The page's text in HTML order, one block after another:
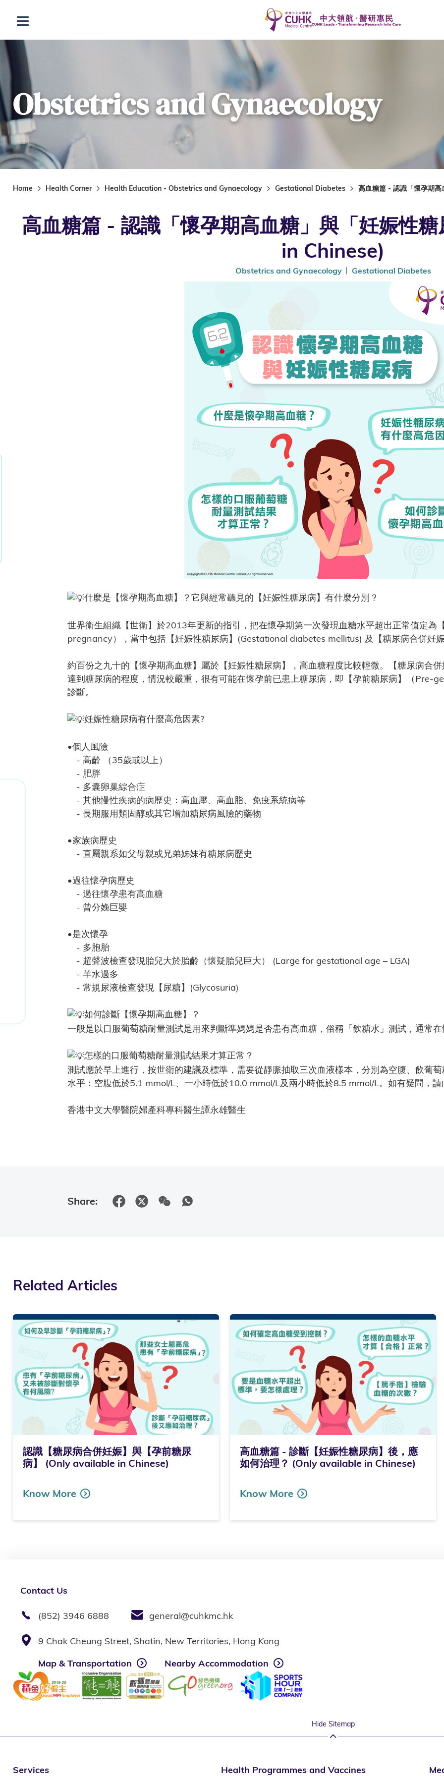
Open menu
Obstetrics and Gynaecology
Home Health Corner Health Education - Obstetrics and Gynaecology Gestational Diabetes 高血糖篇 - 認識「懷孕期
高血糖篇 - 認識「懷孕期高血糖」與「妊娠性
in Chinese)
Obstetrics and Gynaecology Gestational Diabetes
什麼是【懷孕期高血糖】？它與經常聽見的【妊娠性糖尿病】有什麼分別？
世界衛生組織【世衛】於2013年更新的指引，把在懷孕期第一次發現血糖水平超出正常值定
pregnancy），當中包括【妊娠性糖尿病】(Gestational diabetes mellitus) 及【糖尿病合併妊
約百份之九十的【懷孕期高血糖】屬於【妊娠性糖尿病】，高血糖程度比較輕微。【糖尿病合
達到糖尿病的程度，情況較嚴重，很有可能在懷孕前已患上糖尿病，即【孕前糖尿病】（Pre-
診斷。
妊娠性糖尿病有什麼高危因素?
•個人風險
- 高齡 （35歲或以上）
- 肥胖
- 多囊卵巢綜合症
- 其他慢性疾病的病歷史：高血壓、高血脂、免疫系統病等
- 長期服用類固醇或其它增加糖尿病風險的藥物
•家族病歷史
- 直屬親系如父母親或兄弟姊妹有糖尿病歷史
•過往懷孕病歷史
- 過往懷孕患有高血糖
- 曾分娩巨嬰
•是次懷孕
- 多胞胎
- 超聲波檢查發現胎兒大於胎齡（懷疑胎兒巨大） (Large for gestational age – LGA)
- 羊水過多
- 常規尿液檢查發現【尿糖】(Glycosuria)
如何診斷【懷孕期高血糖】？
一般是以口服葡萄糖耐量測試是用來判斷準媽媽是否患有高血糖，俗稱「飲糖水」測試，通常在
怎樣的口服葡萄糖耐量測試結果才算正常？
測試應於早上進行，按世衛的建議及標準，需要從靜脈抽取三次血液樣本，分別為空腹、飲葡
水平：空腹低於5.1 mmol/L、一小時低於10.0 mmol/L及兩小時低於8.5 mmol/L。如有疑問，請
香港中文大學醫院婦產科專科醫生譚永雄醫生
Share:
Related Articles
認識【糖尿病合併妊娠】與【孕前糖尿
病】 (Only available in Chinese)
Know More
高血糖篇 - 診斷【妊娠性糖尿病】後，應
如何治理？ (Only available in Chinese)
Know More
Contact Us
(852) 3946 6888 general@cuhkmc.hk
9 Chak Cheung Street, Shatin, New Territories, Hong Kong
Map & Transportation
Nearby Accommodation
Hide Sitemap
Services Health Programmes and Vaccines